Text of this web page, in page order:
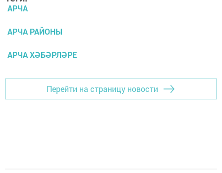
АРЧА
АРЧА РАЙОНЫ
АРЧА ХӘБӘРЛӘРЕ
Перейти на страницу новости